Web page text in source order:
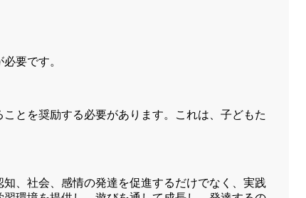
要です。
とを奨励する必要があります。これは、子どもた
、社会、感情の発達を促進するだけでなく、実践